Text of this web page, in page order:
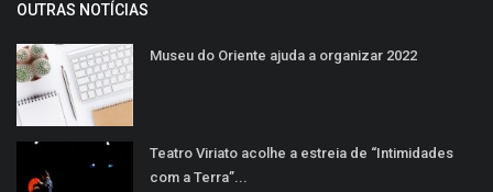
OUTRAS NOTÍCIAS
Museu do Oriente ajuda a organizar 2022
Teatro Viriato acolhe a estreia de “Intimidades
com a Terra”...